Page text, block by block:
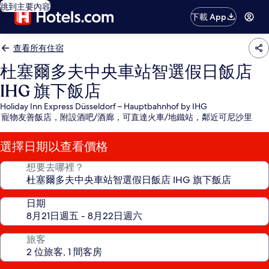
跳到主要內容
下載 App
查看所有住宿
杜塞爾多夫中央車站智選假日飯店
IHG 旗下飯店
Holiday Inn Express Düsseldorf – Hauptbahnhof by IHG
寵物友善飯店，附設酒吧/酒廊，可直達火車/地鐵站，鄰近可尼沙里
選擇日期以查看價格
想要去哪裡？
日期
旅客